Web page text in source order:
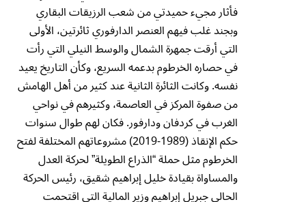
فأثار مجيء حميدتي من شعب الرزيقات البقاري
وبجند غلب فيهم العنصر الدارفوري ثائرتين، الأولى
التي أرقت جمهرة الشمال والوسط النيلي التي رأت
في حصاره الخرطوم بدعمه السريع، وكأن التاريخ يعيد
نفسه. وكانت الثائرة الثانية عند كثير من أهل الهامش
من صفوة المركز في العاصمة، وكثيرهم في نواحي
الغرب في كردفان ودارفور. فكان لهم طوال سنوات
حكم الإنقاذ (1989-2019) مشروعاتهم المختلفة لفتح
الخرطوم مثل حملة “الذراع الطويلة” لحركة العدل
والمساواة بقيادة خليل إبراهيم شقيق، رئيس الحركة
الحالي جبريل إبراهيم وزير المالية التي اقتحمت